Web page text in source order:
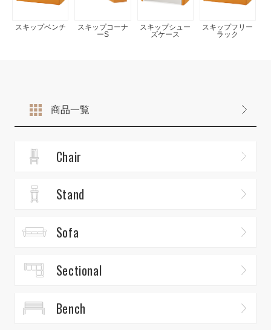
スキップベンチ
スキップコーナ
ーS
スキップシュー
ズケース
スキップフリー
ラック
商品一覧
Chair
Stand
Sofa
Sectional
Bench